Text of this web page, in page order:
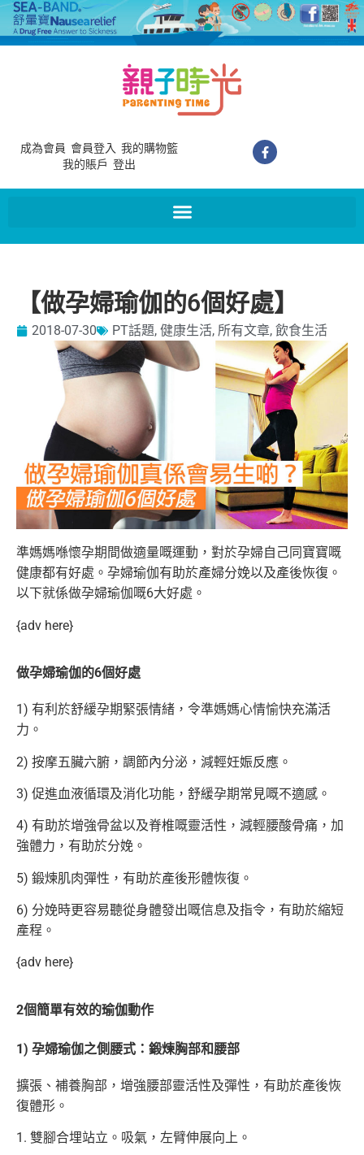
成為會員 會員登入 我的購物籃
我的賬戶 登出
【做孕婦瑜伽的6個好處】
2018-07-30 PT話題, 健康生活, 所有文章, 飲食生活
準媽媽喺懷孕期間做適量嘅運動，對於孕婦自己同寶寶嘅
健康都有好處。孕婦瑜伽有助於產婦分娩以及產後恢復。
以下就係做孕婦瑜伽嘅6大好處。
{adv here}
做孕婦瑜伽的6個好處
1) 有利於舒緩孕期緊張情緒，令準媽媽心情愉快充滿活
力。
2) 按摩五臟六腑，調節內分泌，減輕妊娠反應。
3) 促進血液循環及消化功能，舒緩孕期常見嘅不適感。
4) 有助於增強骨盆以及脊椎嘅靈活性，減輕腰酸骨痛，加
強體力，有助於分娩。
5) 鍛煉肌肉彈性，有助於產後形體恢復。
6) 分娩時更容易聽從身體發出嘅信息及指令，有助於縮短
產程。
{adv here}
2個簡單有效的瑜伽動作
1) 孕婦瑜伽之側腰式：鍛煉胸部和腰部
擴張、補養胸部，增強腰部靈活性及彈性，有助於產後恢
復體形。
1. 雙腳合埋站立。吸氣，左臂伸展向上。